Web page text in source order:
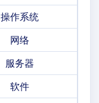
操作系统
网络
服务器
软件